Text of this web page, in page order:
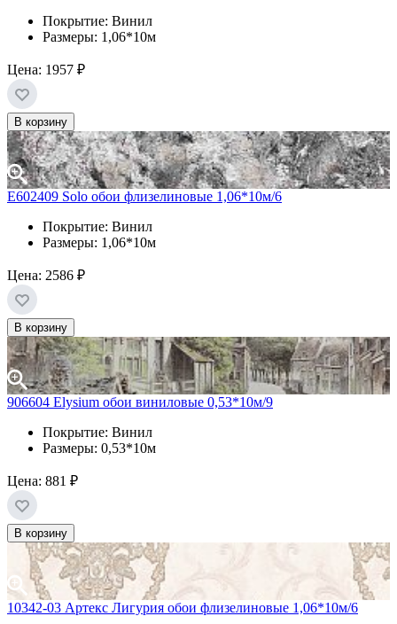
Покрытие: Винил
Размеры: 1,06*10м
Цена: 1957 ₽
В корзину
Е602409 Solo обои флизелиновые 1,06*10м/6
Покрытие: Винил
Размеры: 1,06*10м
Цена: 2586 ₽
В корзину
906604 Elysium обои виниловые 0,53*10м/9
Покрытие: Винил
Размеры: 0,53*10м
Цена: 881 ₽
В корзину
10342-03 Артекс Лигурия обои флизелиновые 1,06*10м/6